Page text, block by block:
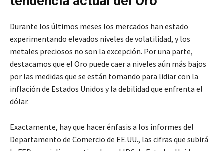
Durante los últimos meses los mercados han estado
experimentando elevados niveles de volatilidad, y los
metales preciosos no son la excepción. Por una parte,
destacamos que el Oro puede caer a niveles aún más bajos
por las medidas que se están tomando para lidiar con la
inflación de Estados Unidos y la debilidad que enfrenta el
dólar.
Exactamente, hay que hacer énfasis a los informes del
Departamento de Comercio de EE.UU., las cifras que subirá